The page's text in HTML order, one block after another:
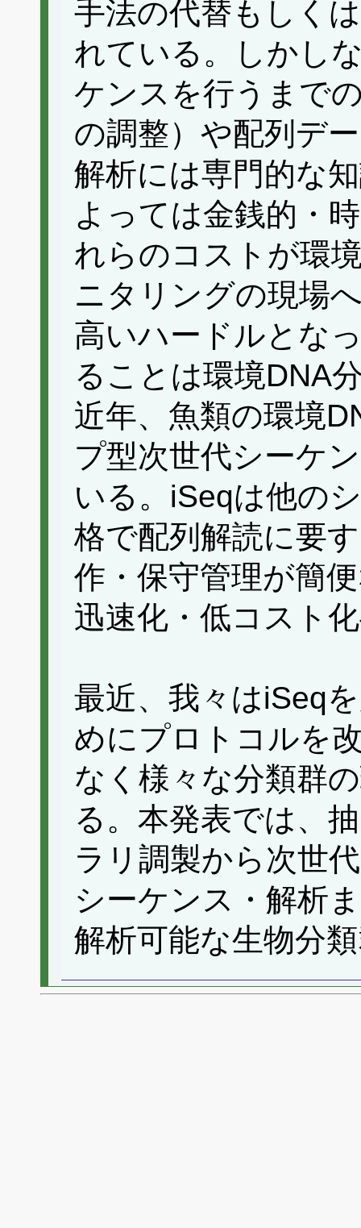
手法の代替もしく
れている。しかし
ケンスを行うまで
の調整）や配列デ
解析には専門的な
よっては金銭的・
れらのコストが環
ニタリングの現場
高いハードルとな
ることは環境DNA
近年、魚類の環境
プ型次世代シーケ
いる。iSeqは他の
格で配列解読に要
作・保守管理が簡
迅速化・低コスト
最近、我々はiSeq
めにプロトコルを
なく様々な分類群
る。本発表では、
ラリ調製から次世
シーケンス・解析
解析可能な生物分